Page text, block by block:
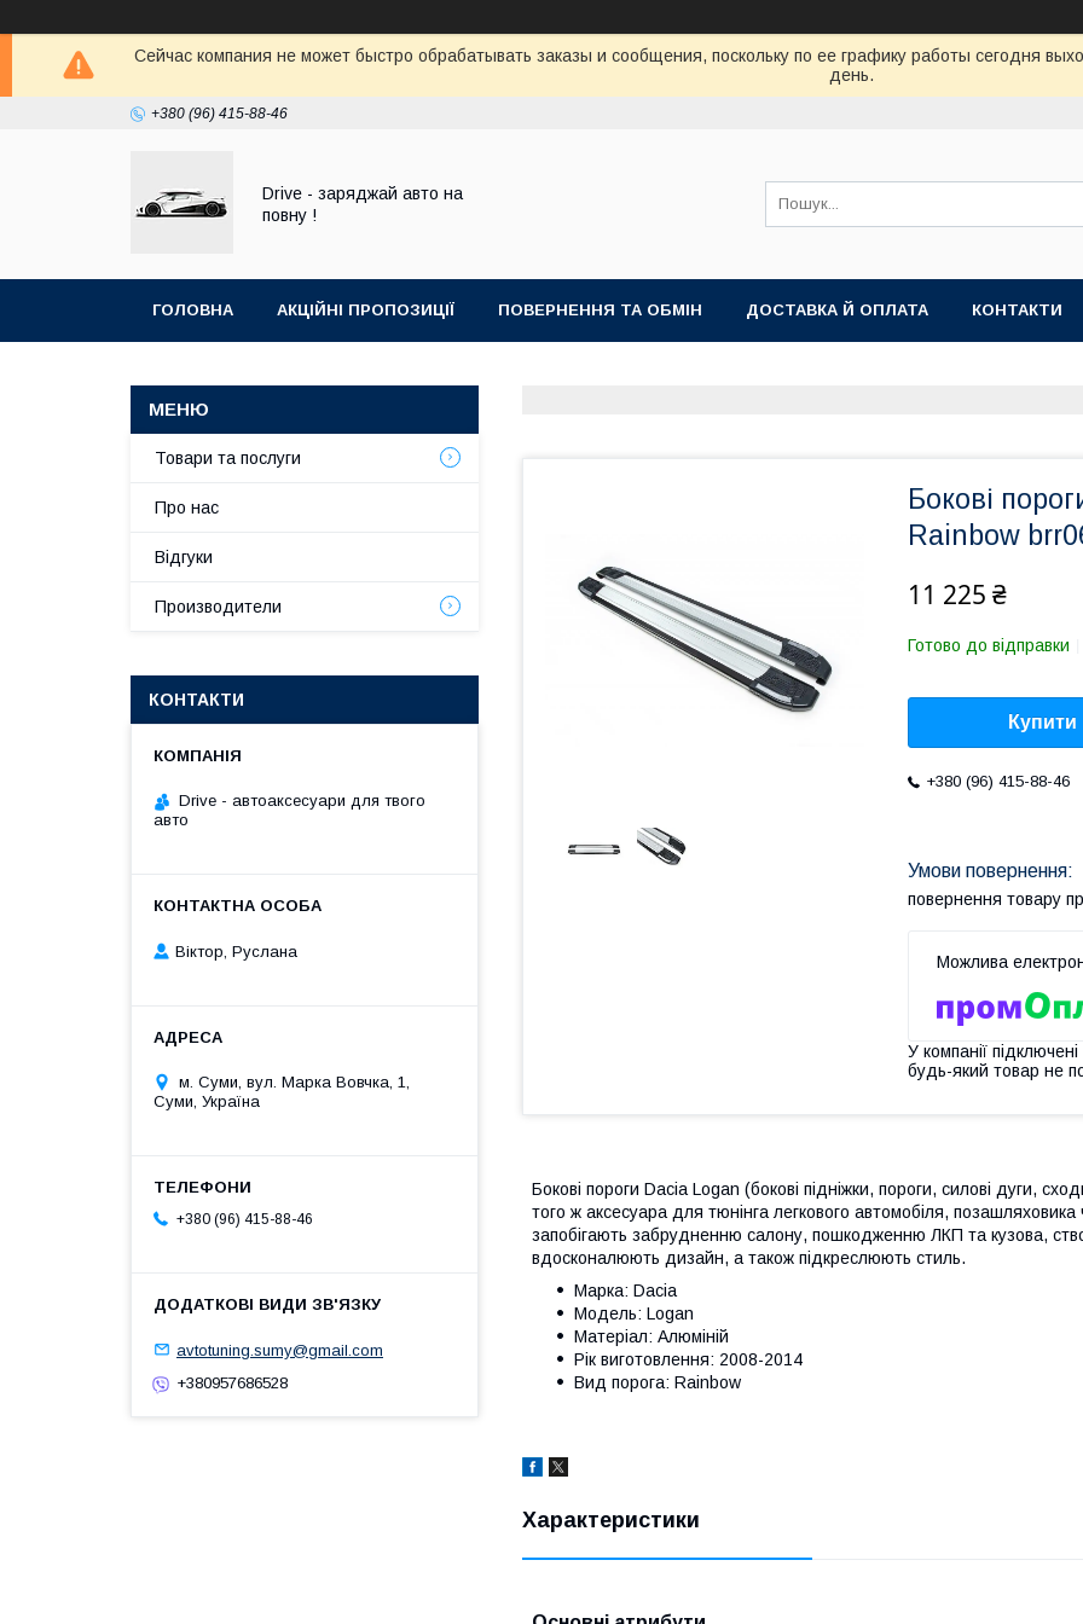
Сейчас компания не может быстро обрабатывать заказы и сообщения, поскольку по ее графику работы сегодня
день.
+380 (96) 415-88-46
Drive - заряджай авто на
повну !
ГОЛОВНА АКЦІЙНІ ПРОПОЗИЦІЇ ПОВЕРНЕННЯ ТА ОБМІН ДОСТАВКА Й ОПЛАТА КОНТАКТИ
Бокові
Rainbow
11 225 ₴
Готово до відправки
Купити
+380 (96) 415-88-46
повернення товару
У компанії
будь-який товар не
Бокові пороги Dacia Logan (бокові підніжки, пороги, силові дуги,
того ж аксесуара для тюнінга легкового автомобіля,
запобігають забрудненню салону, пошкодженню ЛКП та кузова,
вдосконалюють дизайн, а також підкреслюють стиль.
Марка: Dacia
Модель: Logan
Матеріал: Алюміній
Рік виготовлення: 2008-2014
Вид порога: Rainbow
Характеристики
Товари та послуги
Про нас
Відгуки
Производители
КОНТАКТИ
Drive - автоаксесуари для твого
авто
Віктор, Руслана
м. Суми, вул. Марка Вовчка, 1,
Суми, Україна
+380 (96) 415-88-46
avtotuning.sumy@gmail.com
+380957686528